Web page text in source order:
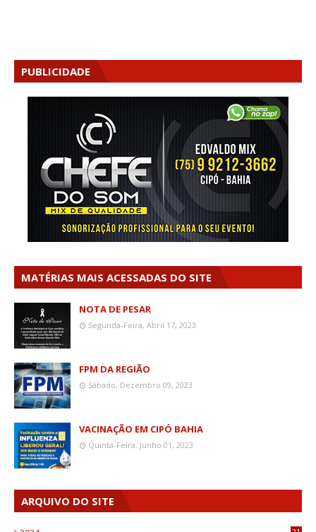
PUBLICIDADE
MATÉRIAS MAIS ACESSADAS DO SITE
NOTA DE PESAR
Segunda-Feira, Abril 17, 2023
FPM DA REGIÃO
Sábado, Dezembro 09, 2023
VACINAÇÃO EM CIPÓ BAHIA
Quinta-Feira, Junho 01, 2023
ARQUIVO DO SITE